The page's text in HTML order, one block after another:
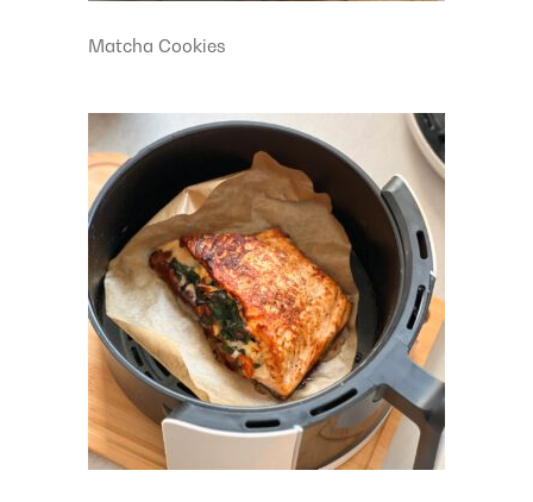
Matcha Cookies